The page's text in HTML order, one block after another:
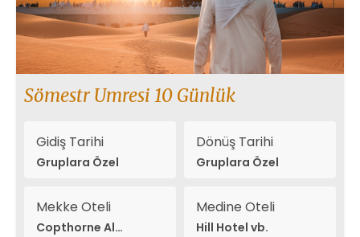
Sömestr Umresi 10 Günlük
Gidiş Tarihi
Gruplara Özel
Dönüş Tarihi
Gruplara Özel
Mekke Oteli
Copthorne Al
Medine Oteli
Hill Hotel vb.